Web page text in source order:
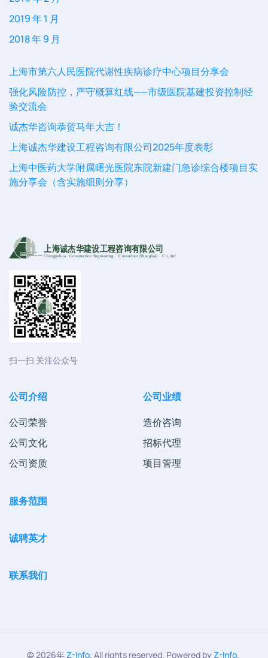
2019 年 1 月
2018 年 9 月
上海市第六人民医院代谢性疾病诊疗中心项目分享会
强化风险防控，严守概算红线——市级医院基建投资控制经
验交流会
诚杰华咨询恭贺马年大吉！
上海诚杰华建设工程咨询有限公司2025年度表彰
上海中医药大学附属曙光医院东院新建门急诊综合楼项目实
施分享会（含实施细则分享）
上海诚杰华建设工程咨询有限公司
Chengjiehua Construction Engineering C onsultant (Shanghai) C o.,Ltd
扫一扫 关注公众号
公司介绍
公司荣誉
公司文化
公司资质
公司业绩
造价咨询
招标代理
项目管理
服务范围
诚聘英才
联系我们
© 2026年Z-Info. All rights reserved. Powered by Z-Info.